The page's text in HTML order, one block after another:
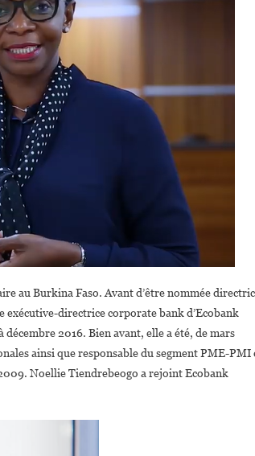
au Burkina Faso. Avant d’être nommée
directrice corporate bank d’Ecobank
2016. Bien avant, elle a été, de mars
ainsi que responsable du segment PME-PMI
Noellie Tiendrebeogo a rejoint Ecobank